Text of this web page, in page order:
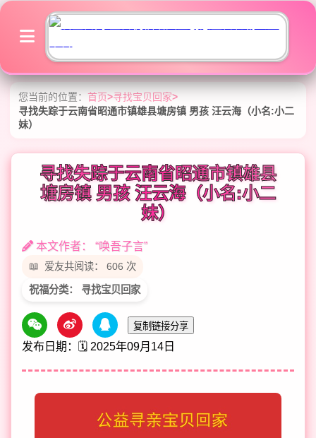
您当前的位置：首页>寻找宝贝回家>
寻找失踪于云南省昭通市镇雄县塘房镇 男孩 汪云海（小名:小二
妹）
寻找失踪于云南省昭通市镇雄县
塘房镇 男孩 汪云海（小名:小二
妹）
本文作者： “唤吾子言”
爱友共阅读： 606 次
祝福分类： 寻找宝贝回家
复制链接分享
发布日期：🗓️ 2025年09月14日